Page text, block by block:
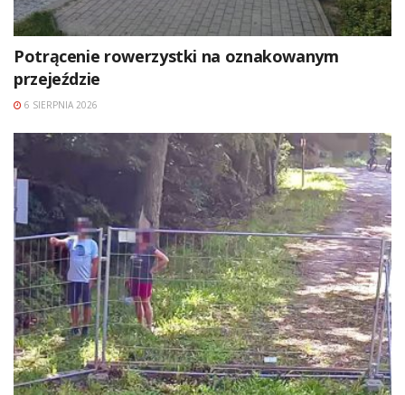
Potrącenie rowerzystki na oznakowanym
przejeździe
6 SIERPNIA 2026